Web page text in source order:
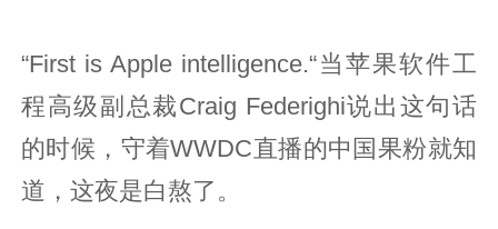
“First is Apple intelligence.“当苹果软件工
程高级副总裁Craig Federighi说出这句话
的时候，守着WWDC直播的中国果粉就知
道，这夜是白熬了。